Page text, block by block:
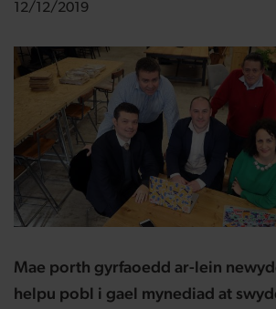
12/12/2019
Mae porth gyrfaoedd ar-lein
helpu pobl i gael mynediad at